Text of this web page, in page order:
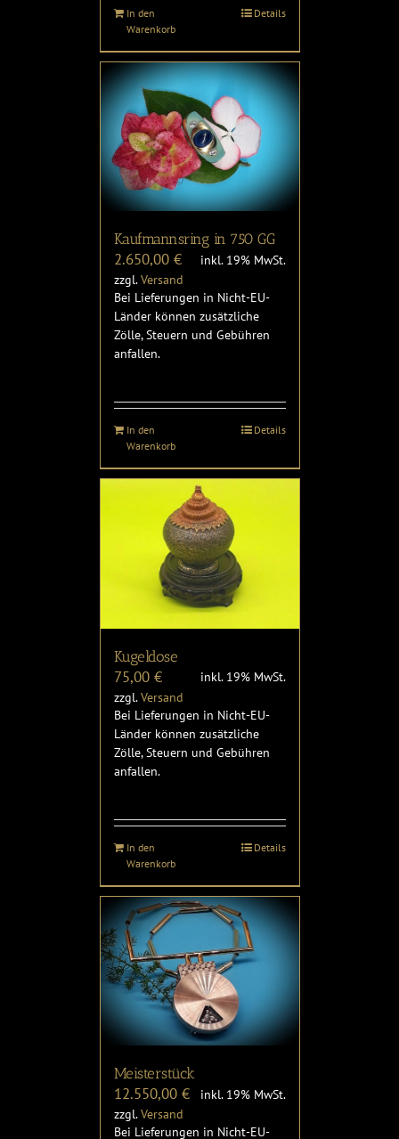
In den
Warenkorb
Details
Kaufmannsring in 750 GG
2.650,00 €
inkl. 19% MwSt.
zzgl.Versand
Bei Lieferungen in Nicht-EU-
Länder können zusätzliche
Zölle, Steuern und Gebühren
anfallen.
In den
Warenkorb
Details
Kugeldose
75,00 €
inkl. 19% MwSt.
zzgl.Versand
Bei Lieferungen in Nicht-EU-
Länder können zusätzliche
Zölle, Steuern und Gebühren
anfallen.
In den
Warenkorb
Details
Meisterstück
12.550,00 €
inkl. 19% MwSt.
zzgl.Versand
Bei Lieferungen in Nicht-EU-